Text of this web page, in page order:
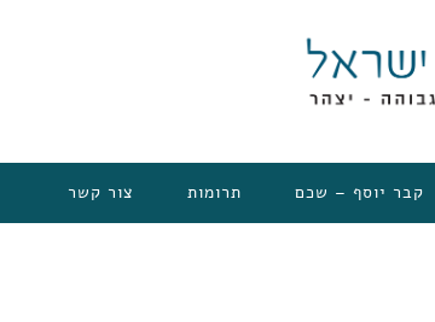
קבר יוסף – שכם תרומות צור קשר